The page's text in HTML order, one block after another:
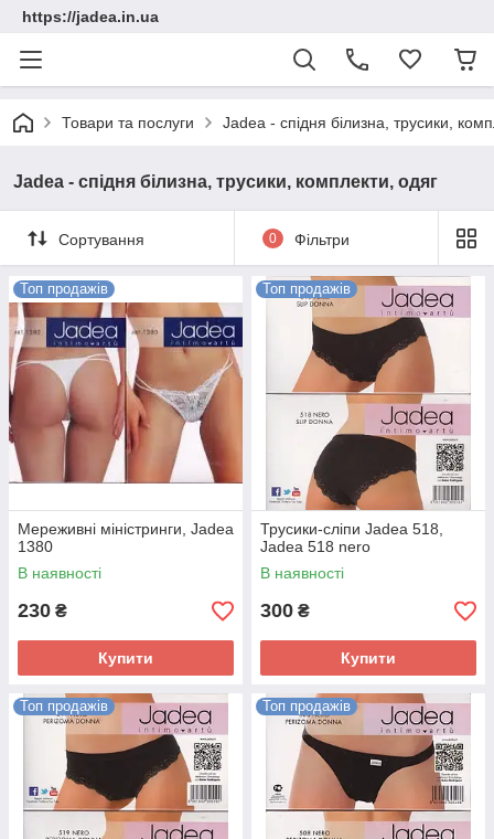
https://jadea.in.ua
Товари та послуги Jadea - спідня білизна, трусики,
Jadea - спідня білизна, трусики, комплекти, одяг
Сортування 0 Фільтри
Топ продажів
Мереживні міністринги, Jadea
1380
В наявності
230 ₴
Купити
Топ продажів
Трусики-сліпи Jadea 518,
Jadea 518 nero
В наявності
300 ₴
Купити
Топ продажів Топ продажів